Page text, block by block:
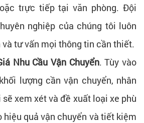
trực tiếp tại văn phòng. Đội
nghiệp của chúng tôi luôn
tư vấn mọi thông tin cần thiết.
Nhu Cầu Vận Chuyển. Tùy vào
lượng cần vận chuyển, nhân
xem xét và đề xuất loại xe phù
hiệu quả vận chuyển và tiết kiệm